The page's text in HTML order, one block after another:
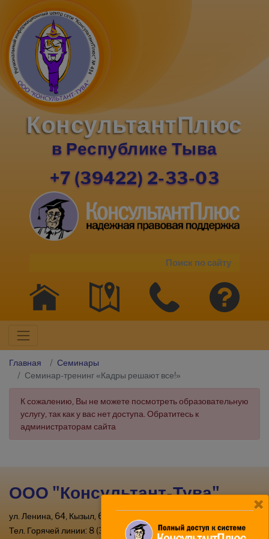
КонсультантПлюс
в Республике Тыва
+7 (39422) 2-33-03
Главная
Семинары
Семинар-тренинг «Кадры решают все!»
К сожалению, Вы не можете посмотреть образовательную
услугу, так как у вас нет доступа. Обратитесь к
администраторам сайта
ООО "Консультант-Тува"
ул. Ленина, 64, Кызыл, 667000
Тел. Горячей линии: 8 (39422) 2-33-03